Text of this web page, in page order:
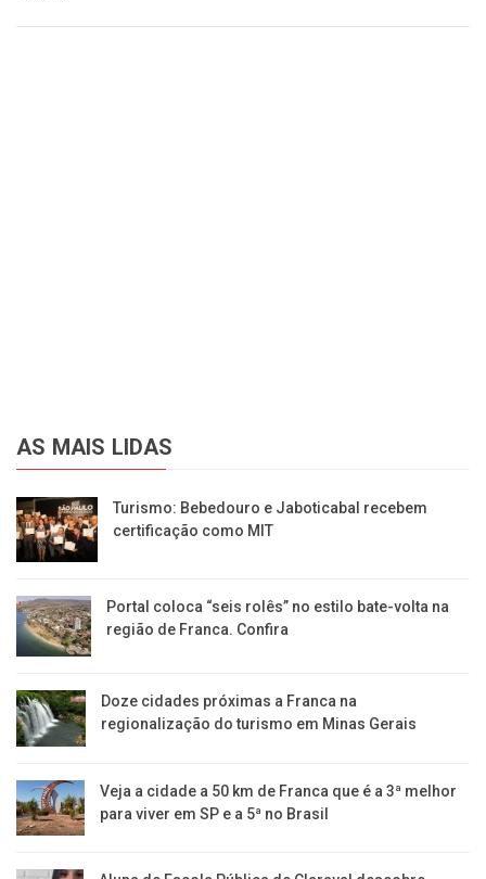
AS MAIS LIDAS
Turismo: Bebedouro e Jaboticabal recebem
certificação como MIT
Portal coloca “seis rolês” no estilo bate-volta na
região de Franca. Confira
​Doze cidades próximas a Franca na
regionalização do turismo em Minas Gerais
Veja a cidade a 50 km de Franca que é a 3ª melhor
para viver em SP e a 5ª no Brasil